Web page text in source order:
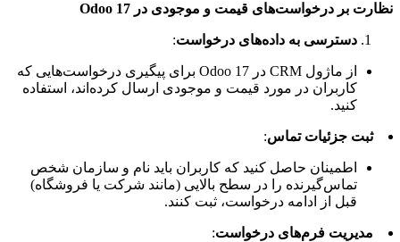
نظارت بر درخواست‌های قیمت و موجودی در Odoo 17
دسترسی به داده‌های درخواست:
از ماژول CRM در Odoo 17 برای پیگیری درخواست‌هایی که
کاربران در مورد قیمت و موجودی ارسال کرده‌اند، استفاده
کنید.
ثبت جزئیات تماس:
اطمینان حاصل کنید که کاربران باید نام و سازمان شخص
تماس‌گیرنده را در سطح بالایی (مانند شرکت یا فروشگاه)
قبل از ادامه درخواست، ثبت کنند.
مدیریت فرم‌های درخواست: